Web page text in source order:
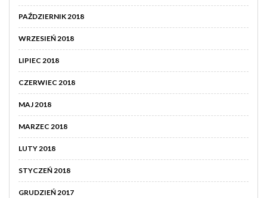
PAŹDZIERNIK 2018
WRZESIEŃ 2018
LIPIEC 2018
CZERWIEC 2018
MAJ 2018
MARZEC 2018
LUTY 2018
STYCZEŃ 2018
GRUDZIEŃ 2017